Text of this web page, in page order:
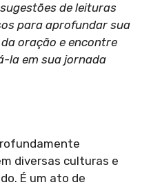
de leituras
para aprofundar sua
oração e encontre
la em sua jornada
diversas culturas e
É um ato de